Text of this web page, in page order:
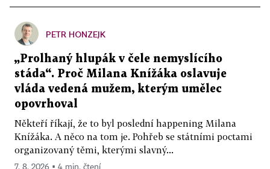
PETR HONZEJK
„Prolhaný hlupák v čele nemyslícího
stáda“. Proč Milana Knížáka oslavuje
vláda vedená mužem, kterým umělec
opovrhoval
Někteří říkají, že to byl poslední happening Milana
Knížáka. A něco na tom je. Pohřeb se státními poctami
organizovaný těmi, kterými slavný...